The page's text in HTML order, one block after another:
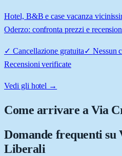
Hotel, B&B e case vacanza
Oderzo: confronta prezzi e
✓ Cancellazione gratuita✓ Nessun
Recensioni verificate
Vedi gli hotel →
Come arrivare aVia
Domande frequenti su
Liberali